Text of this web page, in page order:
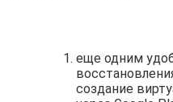
еще одним
создание